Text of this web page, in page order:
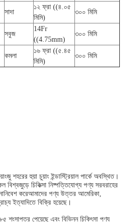
সাদা
১২ ফ্রা ((৪.০৫
মিমি)
৩০০ মিমি
সবুজ
14Fr
((4.75mm)
৩০০ মিমি
কমলা
১৬ ফ্রা ((৫.৪৫
মিমি)
৩০০ মিমি
শহরের হুয়া চুয়াং ইন্ডাস্ট্রিয়াল পার্কে অবস্থিত।
বিশ্বজুড়ে চিকিত্সা নিষ্পত্তিযোগ্য পণ্য সরবরাহের
করেআমাদের পণ্য উত্তর আমেরিকা,
ইত্যাদিতে বিক্রি হয়েছে।
পেয়েছে এবং বিভিন্ন চিকিৎসা পণ্য